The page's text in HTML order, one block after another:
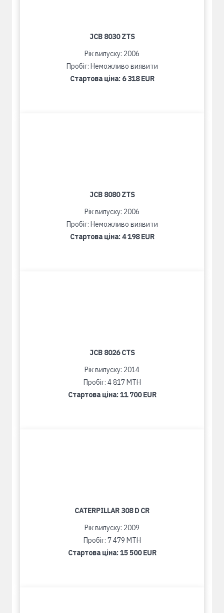
JCB 8030 ZTS
Рік випуску: 2006
Пробіг: Неможливо виявити
Стартова ціна: 6 318 EUR
JCB 8080 ZTS
Рік випуску: 2006
Пробіг: Неможливо виявити
Стартова ціна:4 198 EUR
JCB 8026 CTS
Рік випуску: 2014
Пробіг: 4 817 MTH
Стартова ціна:11 700 EUR
CATERPILLAR 308 D CR
Рік випуску: 2009
Пробіг: 7 479 MTH
Стартова ціна:15 500 EUR